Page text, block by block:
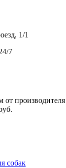
1/1
7
производителя
собак